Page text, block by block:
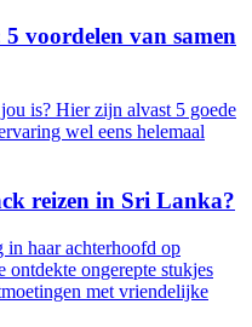
voordelen van samen
is? Hier zijn alvast 5 goede
wel eens helemaal
reizen in Sri Lanka?
in haar achterhoofd op
ongerepte stukjes
met vriendelijke